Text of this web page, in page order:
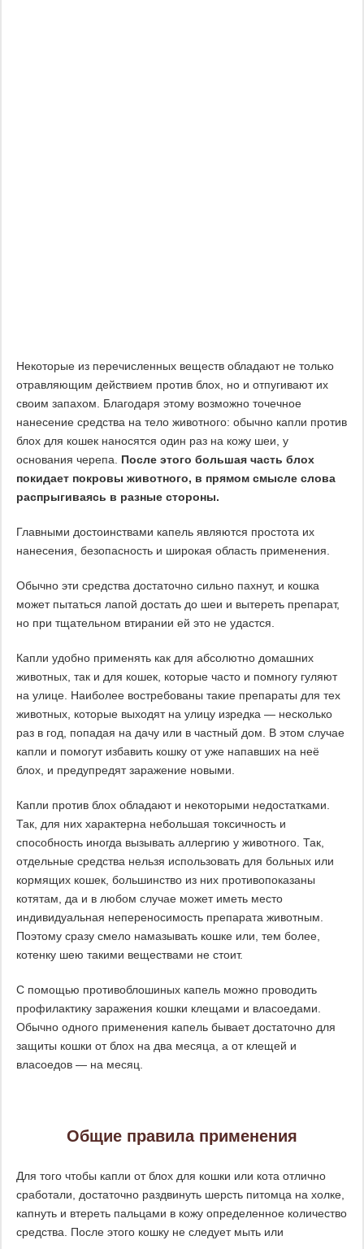
Некоторые из перечисленных веществ обладают не только
отравляющим действием против блох, но и отпугивают их
своим запахом. Благодаря этому возможно точечное
нанесение средства на тело животного: обычно капли против
блох для кошек наносятся один раз на кожу шеи, у
основания черепа. После этого большая часть блох
покидает покровы животного, в прямом смысле слова
распрыгиваясь в разные стороны.
Главными достоинствами капель являются простота их
нанесения, безопасность и широкая область применения.
Обычно эти средства достаточно сильно пахнут, и кошка
может пытаться лапой достать до шеи и вытереть препарат,
но при тщательном втирании ей это не удастся.
Капли удобно применять как для абсолютно домашних
животных, так и для кошек, которые часто и помногу гуляют
на улице. Наиболее востребованы такие препараты для тех
животных, которые выходят на улицу изредка — несколько
раз в год, попадая на дачу или в частный дом. В этом случае
капли и помогут избавить кошку от уже напавших на неё
блох, и предупредят заражение новыми.
Капли против блох обладают и некоторыми недостатками.
Так, для них характерна небольшая токсичность и
способность иногда вызывать аллергию у животного. Так,
отдельные средства нельзя использовать для больных или
кормящих кошек, большинство из них противопоказаны
котятам, да и в любом случае может иметь место
индивидуальная непереносимость препарата животным.
Поэтому сразу смело намазывать кошке или, тем более,
котенку шею такими веществами не стоит.
С помощью противоблошиных капель можно проводить
профилактику заражения кошки клещами и власоедами.
Обычно одного применения капель бывает достаточно для
защиты кошки от блох на два месяца, а от клещей и
власоедов — на месяц.
Общие правила применения
Для того чтобы капли от блох для кошки или кота отлично
сработали, достаточно раздвинуть шерсть питомца на холке,
капнуть и втереть пальцами в кожу определенное количество
средства. После этого кошку не следует мыть или